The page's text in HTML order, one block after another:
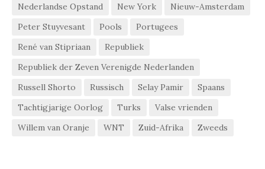
Nederlandse Opstand
New York
Nieuw-Amsterdam
Peter Stuyvesant
Pools
Portugees
René van Stipriaan
Republiek
Republiek der Zeven Verenigde Nederlanden
Russell Shorto
Russisch Selay Pamir
Spaans
Tachtigjarige Oorlog
Turks
Valse vrienden
Willem van Oranje
WNT Zuid-Afrika Zweeds